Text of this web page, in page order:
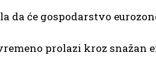
će gospodarstvo
prolazi kroz snažan